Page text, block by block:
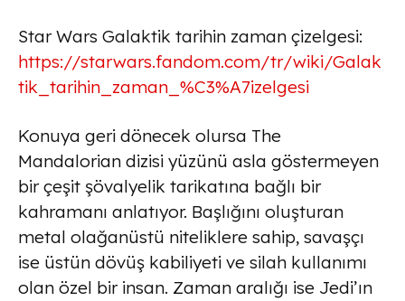
Star Wars Galaktik tarihin zaman çizelgesi:
https://starwars.fandom.com/tr/wiki/Galak
tik_tarihin_zaman_%C3%A7izelgesi
Konuya geri dönecek olursa The
Mandalorian dizisi yüzünü asla göstermeyen
bir çeşit şövalyelik tarikatına bağlı bir
kahramanı anlatıyor. Başlığını oluşturan
metal olağanüstü niteliklere sahip, savaşçı
ise üstün dövüş kabiliyeti ve silah kullanımı
olan özel bir insan. Zaman aralığı ise Jedi’ın